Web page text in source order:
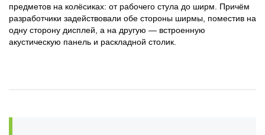
предметов на колёсиках: от рабочего стула до ширм. Причём
разработчики задействовали обе стороны ширмы, поместив на
одну сторону дисплей, а на другую — встроенную
акустическую панель и раскладной столик.